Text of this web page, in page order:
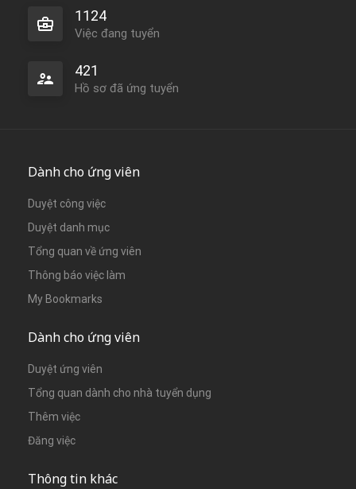
1124
Việc đang tuyển
421
Hồ sơ đã ứng tuyển
Dành cho ứng viên
Duyệt công việc
Duyệt danh mục
Tổng quan về ứng viên
Thông báo việc làm
My Bookmarks
Dành cho ứng viên
Duyệt ứng viên
Tổng quan dành cho nhà tuyển dụng
Thêm việc
Đăng việc
Thông tin khác